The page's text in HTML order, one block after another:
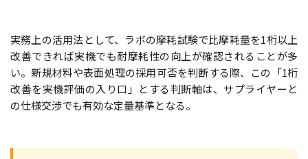
実務上の活用法として、ラボの摩耗試験で比摩耗量を1桁以上
改善できれば実機でも耐摩耗性の向上が確認されることが多
い。新規材料や表面処理の採用可否を判断する際、この「1桁
改善を実機評価の入り口」とする判断軸は、サプライヤーと
の仕様交渉でも有効な定量基準となる。